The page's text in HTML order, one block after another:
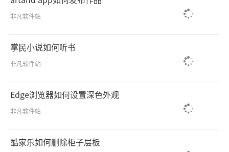
非凡软件站
掌民小说如何听书
非凡软件站
Edge浏览器如何设置深色外观
非凡软件站
酷家乐如何删除柜子层板